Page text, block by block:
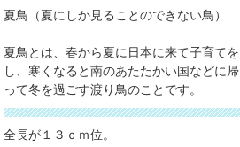
夏鳥（夏にしか見ることのできない鳥）
夏鳥とは、春から夏に日本に来て子育てを
し、寒くなると南のあたたかい国などに帰
って冬を過ごす渡り鳥のことです。
全長が１３ｃｍ位。